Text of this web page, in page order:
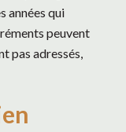
années qui
peuvent
pas adressés,